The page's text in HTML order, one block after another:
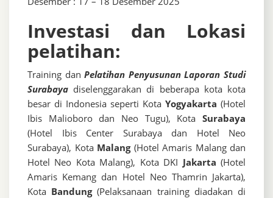
Investasi dan Lokasi
pelatihan:
Training danPelatihan Penyusunan Laporan Studi
Surabaya diselenggarakan di beberapa kota kota
besar di Indonesia seperti Kota Yogyakarta (Hotel
Ibis Malioboro dan Neo Tugu), Kota Surabaya
(Hotel Ibis Center Surabaya dan Hotel Neo
Surabaya), Kota Malang(Hotel Amaris Malang dan
Hotel Neo Kota Malang), Kota DKI Jakarta (Hotel
Amaris Kemang dan Hotel Neo Thamrin Jakarta),
Kota Bandung(Pelaksanaan training diadakan di